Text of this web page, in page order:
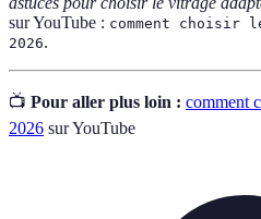
sur YouTube : comment choisir
2026.
📺 Pour aller plus loin : comment
2026 sur YouTube